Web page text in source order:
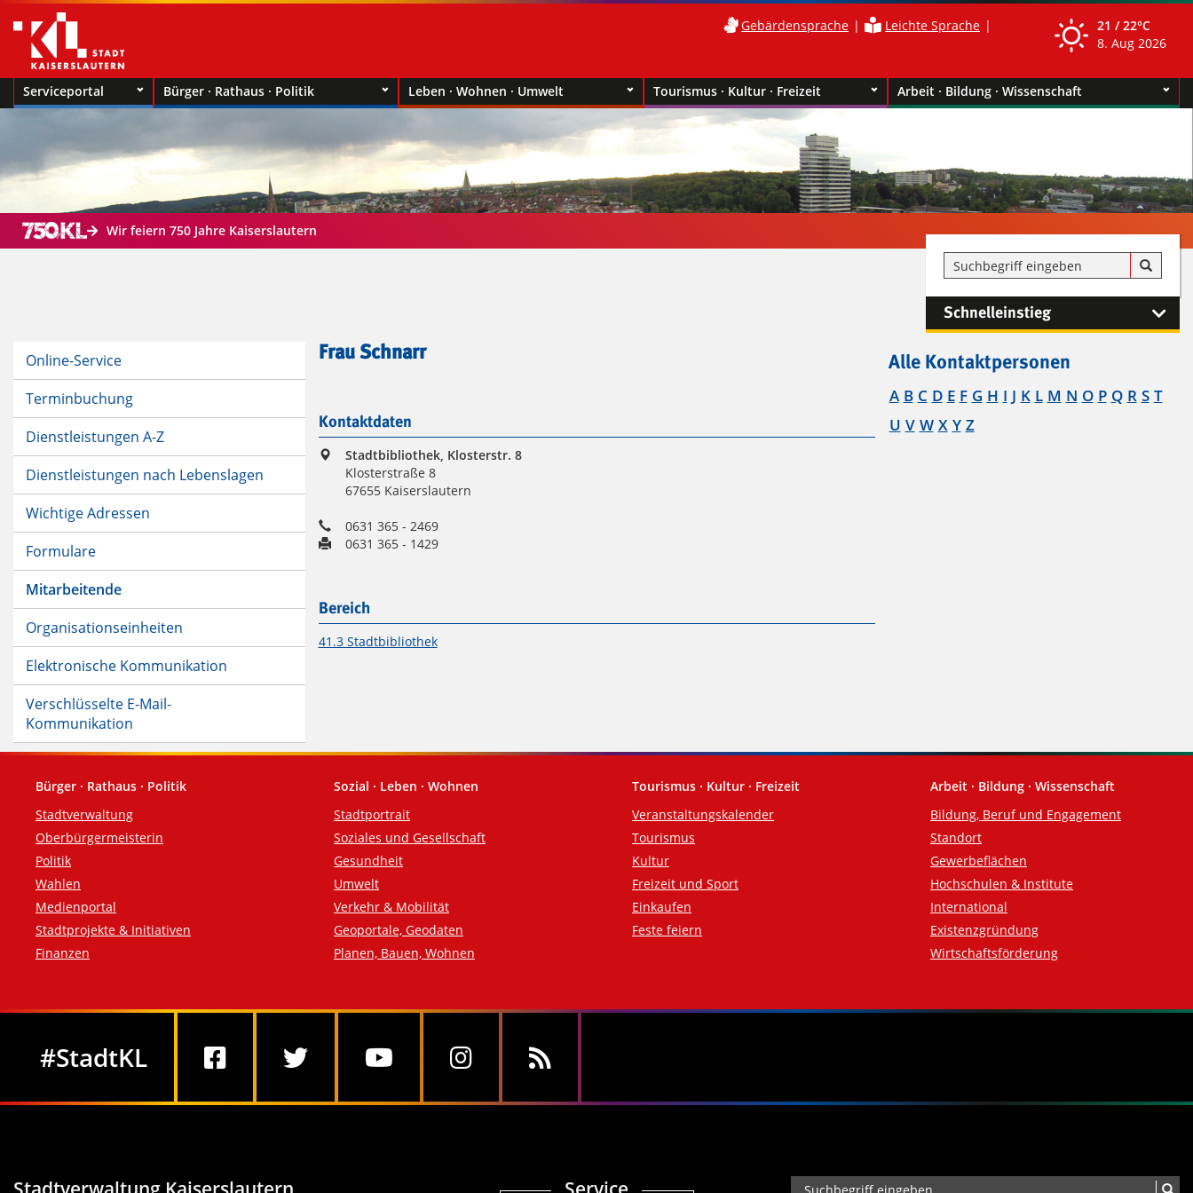
Gebärdensprache Leichte Sprache 21 / 22°C
8. Aug 2026
Serviceportal Bürger · Rathaus · Politik Leben · Wohnen · Umwelt Tourismus · Kultur · Freizeit Arbeit · Bildung · Wissenschaft
Wir feiern 750 Jahre Kaiserslautern
Schnelleinstieg
Online-Service
Terminbuchung
Dienstleistungen A-Z
Dienstleistungen nach Lebenslagen
Wichtige Adressen
Formulare
Mitarbeitende
Organisationseinheiten
Elektronische Kommunikation
Verschlüsselte E-Mail-
Kommunikation
Frau Schnarr
Kontaktdaten
Stadtbibliothek, Klosterstr. 8
Klosterstraße 8
67655 Kaiserslautern
0631 365 - 2469
0631 365 - 1429
Bereich
41.3 Stadtbibliothek
Alle Kontaktpersonen
A B C D E F G H I J K L M N O P Q R S T
U V W X Y Z
Fußzeile
Bürger · Rathaus · Politik
Stadtverwaltung
Oberbürgermeisterin
Politik
Wahlen
Medienportal
Stadtprojekte & Initiativen
Finanzen
Sozial · Leben · Wohnen
Stadtportrait
Soziales und Gesellschaft
Gesundheit
Umwelt
Verkehr & Mobilität
Geoportale, Geodaten
Planen, Bauen, Wohnen
Tourismus · Kultur · Freizeit
Veranstaltungskalender
Tourismus
Kultur
Freizeit und Sport
Einkaufen
Feste feiern
Arbeit · Bildung · Wissenschaft
Bildung, Beruf und Engagement
Standort
Gewerbeflächen
Hochschulen & Institute
International
Existenzgründung
Wirtschaftsförderung
#StadtKL